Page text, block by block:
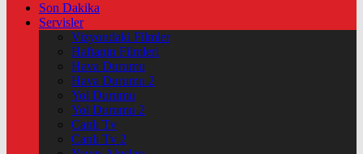
Son Dakika
Servisler
Vizyondaki Filmler
Haftanin Filmleri
Hava Durumu
Hava Durumu 2
Yol Durumu
Yol Durumu 2
Canlı Tv
Canlı Tv 2